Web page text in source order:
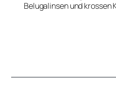
Belugalinsen und krossen